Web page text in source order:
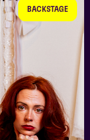
BACKSTAGE